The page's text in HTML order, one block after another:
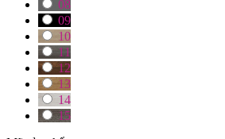
08
09
10
11
12
13
14
15